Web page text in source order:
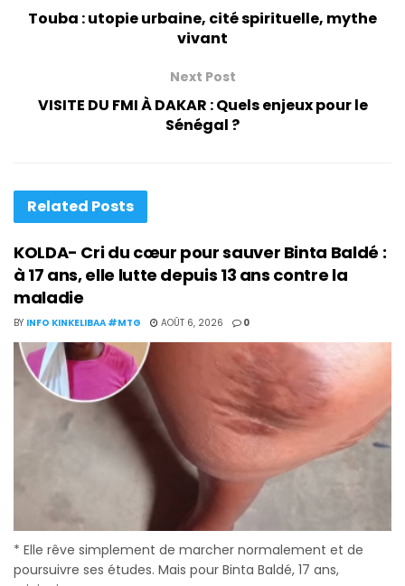
Touba : utopie urbaine, cité spirituelle, mythe
vivant
Next Post
VISITE DU FMI À DAKAR : Quels enjeux pour le
Sénégal ?
Related Posts
KOLDA- Cri du cœur pour sauver Binta Baldé :
à 17 ans, elle lutte depuis 13 ans contre la
maladie
BY INFO KINKELIBAA #MTG AOÛT 6, 2026 0
* Elle rêve simplement de marcher normalement et de
poursuivre ses études. Mais pour Binta Baldé, 17 ans,